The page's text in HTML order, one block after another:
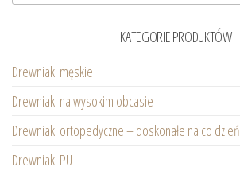
KATEGORIE PRODUKTÓW
Drewniaki męskie
Drewniaki na wysokim obcasie
Drewniaki ortopedyczne – doskonałe na co dzień
Drewniaki PU